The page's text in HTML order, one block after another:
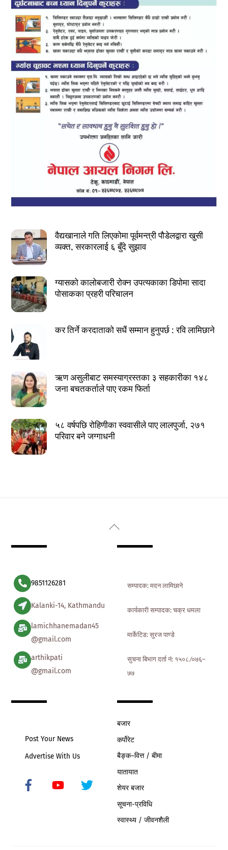
वैद्यखानाले गति लिएकोमा पूर्वमन्त्री पौडेलद्वारा खुसी
व्यक्त, सरकारलाई ६ बुँदे सुझाव
ग्यासको कालोबजारी रोक्न उपत्यकाका डिपोमा सादा
पोसाकका प्रहरी परिचालन
कर तिर्ने करदाताको सधैं सम्मान हुनुपर्छ : रवि लामिछाने
ऋण असुलीबाट समस्याग्रस्तका ३ सहकारीका १४८
जना बचतकर्ताले पाए रकम फिर्ता
५८ वर्षपछि रोहिणीका स्ववासीले पाए लालपुर्जा, २७१
परिवार बने जग्गाधनी
Back
9851126281
Kalanki-14, Kathmandu
lamichhanemadan45
@gmail.com
arthikpati
@gmail.com
सम्पादक: मदन लामिछाने
कार्यकारी सम्पादक: चक्र धमला
मार्केटिड: सुरज पाण्डे
सुचना बिभाग दर्ता नं: १५०८ ∕०७६–
७७
Post Your News
Advertise With Us
Icon
बजार
कर्पोरेट
बैङ्क–वित्त / बीमा
यातायात
शेयर बजार
सूचना-प्रविधि
स्वास्थ्य / जीवनशैली